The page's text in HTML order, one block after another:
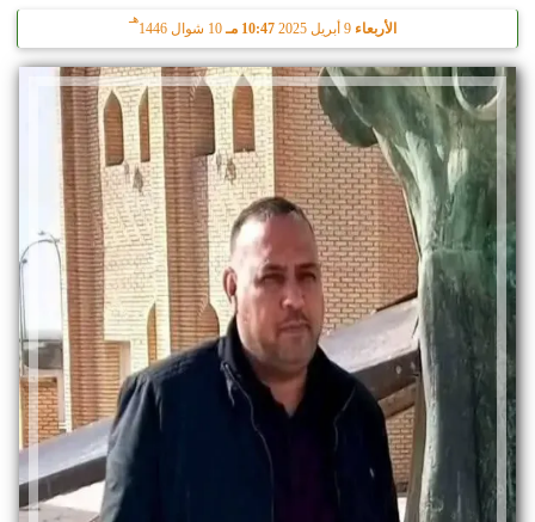
الأربعاء 10:47 مـ 10 شوال 1446
هـ